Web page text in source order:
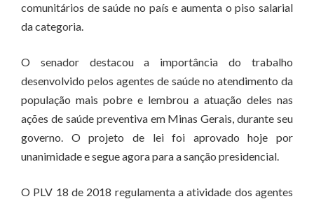
comunitários de saúde no país e aumenta o piso salarial
da categoria.
O senador destacou a importância do trabalho
desenvolvido pelos agentes de saúde no atendimento da
população mais pobre e lembrou a atuação deles nas
ações de saúde preventiva em Minas Gerais, durante seu
governo. O projeto de lei foi aprovado hoje por
unanimidade e segue agora para a sanção presidencial.
O PLV 18 de 2018 regulamenta a atividade dos agentes